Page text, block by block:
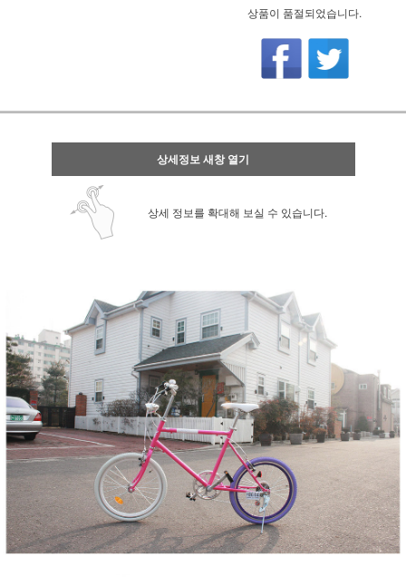
상품이 품절되었습니다.
상세정보 새창 열기
상세 정보를 확대해 보실 수 있습니다.